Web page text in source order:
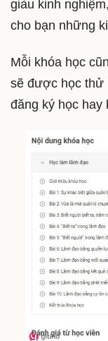
giàu kinh
cho bạn những
Mỗi khóa học
sẽ được học thử
đăng ký học hay